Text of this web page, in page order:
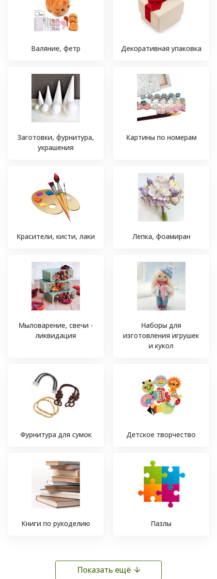
Валяние, фетр Декоративная упаковка
Заготовки, фурнитура,
украшения
Картины по номерам
Красители, кисти, лаки Лепка, фоамиран
Мыловарение, свечи -
ликвидация
Наборы для
изготовления игрушек
и кукол
Фурнитура для сумок Детское творчество
Книги по рукоделию Пазлы
Показать ещё